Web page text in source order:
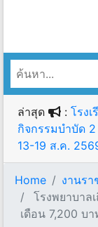
ล่าสุด : โรง
กิจกรรมบำบัด 2
13-19 ส.ค.
Home
งานรา
โรงพยาบาล
เดือน 7,200 บา